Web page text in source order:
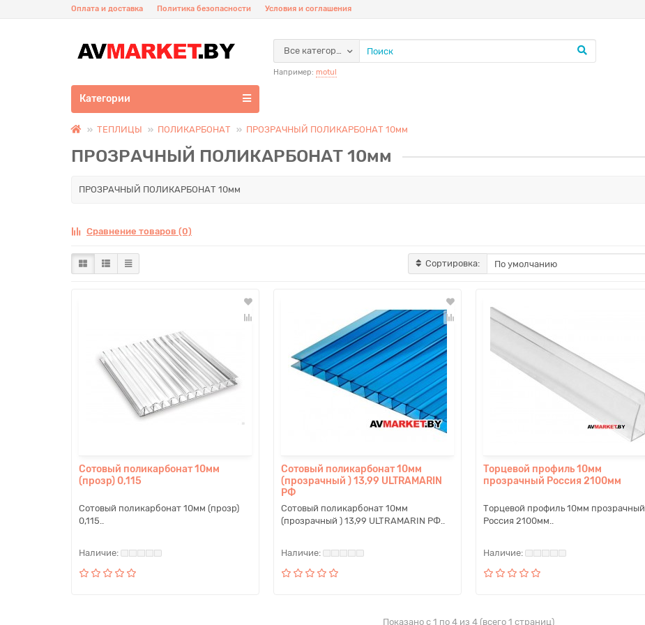
Оплата и доставка Политика безопасности Условия и соглашения
Все категории
Например: motul
Категории
ТЕПЛИЦЫ ПОЛИКАРБОНАТ ПРОЗРАЧНЫЙ ПОЛИКАРБОНАТ 10мм
ПРОЗРАЧНЫЙ ПОЛИКАРБОНАТ 10мм
ПРОЗРАЧНЫЙ ПОЛИКАРБОНАТ 10мм
Сравнение товаров (0)
Сортировка:
Сотовый поликарбонат 10мм
(прозр) 0,115
Сотовый поликарбонат 10мм (прозр)
0,115..
Сотовый поликарбонат 10мм
(прозрачный ) 13,99 ULTRAMARIN
РФ
Сотовый поликарбонат 10мм
(прозрачный ) 13,99 ULTRAMARIN РФ..
Торцевой профиль 10мм
прозрачный Россия 2100мм
Торцевой профиль 10мм прозрачный
Россия 2100мм..
Показано с 1 по 4 из 4 (всего 1 страниц)